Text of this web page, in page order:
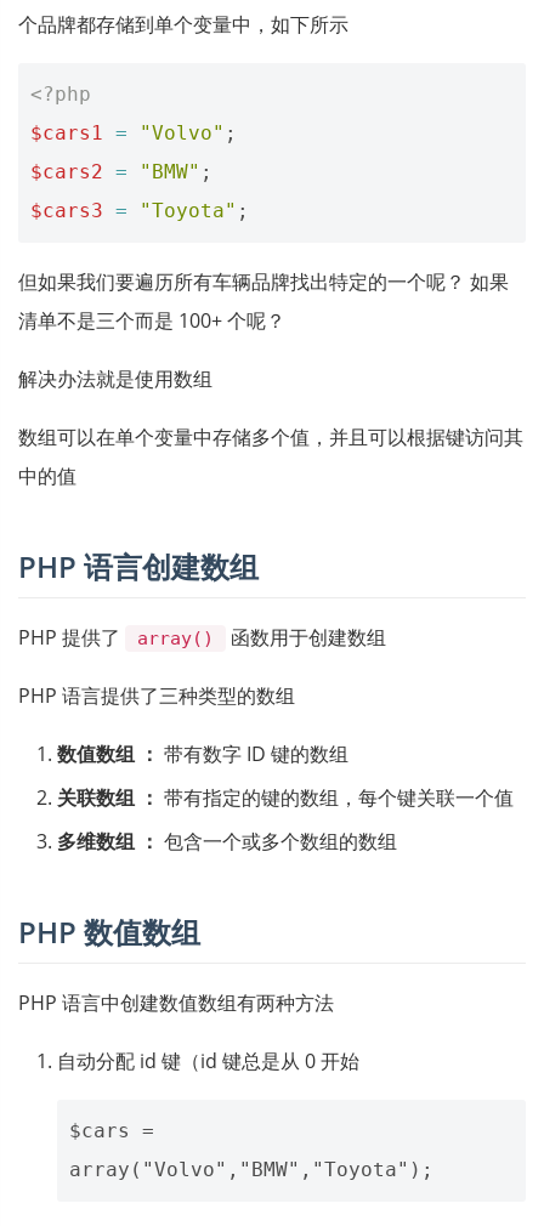
个品牌都存储到单个变量中，如下所示
<?php
$cars1
= "Volvo" ;
$cars2 = "BMW" ;
$cars3 = "Toyota" ;
但如果我们要遍历所有车辆品牌找出特定的一个呢？ 如果
清单不是三个而是 100+ 个呢？
解决办法就是使用数组
数组可以在单个变量中存储多个值，并且可以根据键访问其
中的值
PHP 语言创建数组
PHP 提供了 array() 函数用于创建数组
PHP 语言提供了三种类型的数组
数值数组 ： 带有数字 ID 键的数组
关联数组 ： 带有指定的键的数组，每个键关联一个值
多维数组 ： 包含一个或多个数组的数组
PHP 数值数组
PHP 语言中创建数值数组有两种方法
自动分配 id 键（id 键总是从 0 开始
$cars =